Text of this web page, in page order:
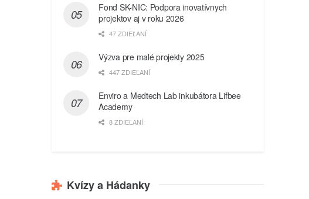
Fond SK-NIC: Podpora inovatívnych
projektov aj v roku 2026
47 ZDIEĽANÍ
Výzva pre malé projekty 2025
447 ZDIEĽANÍ
Enviro a Medtech Lab inkubátora Lifbee
Academy
8 ZDIEĽANÍ
Kvízy a Hádanky